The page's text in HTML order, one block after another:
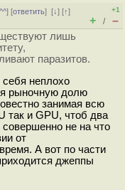
] [ответить][↓] [↑]
+1
+ / –
лишь
паразитов.
неплохо
рыночную долю
занимая всю
так и GPU, чтоб два
совершенно не на что
от
А вот по части
джеппы